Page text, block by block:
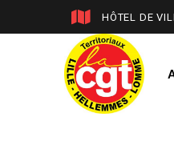
HÔTEL DE